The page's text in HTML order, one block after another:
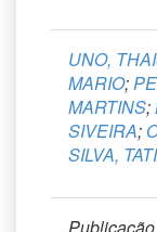
UNO,
MARIO;
MARTINS;
SIVEIRA;
SILVA,